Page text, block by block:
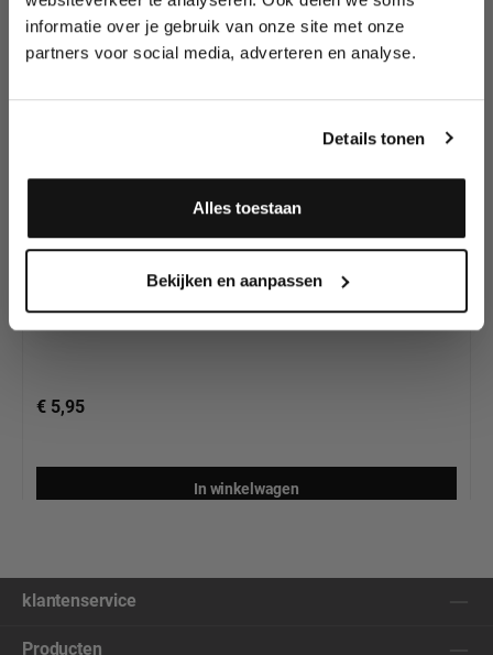
informatie over je gebruik van onze site met onze
partners voor social media, adverteren en analyse.
Details tonen
Alles toestaan
Bekijken en aanpassen
Superstar
€ 5,95
In winkelwagen
klantenservice
Producten
wedstrijden en meer.
Meld je aan en ontvang direct
Ja, ik meld me aan